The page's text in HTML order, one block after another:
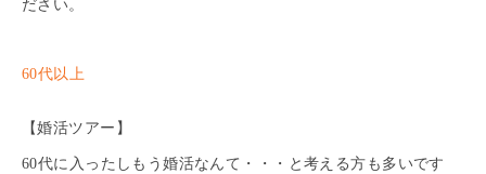
ださい。
60代以上
【婚活ツアー】
60代に入ったしもう婚活なんて・・・と考える方も多いです